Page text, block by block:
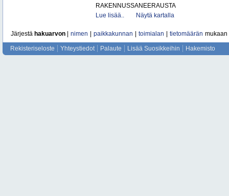
RAKENNUSSANEERAUSTA
Lue lisää..
Näytä kartalla
Järjestä hakuarvon nimen paikkakunnan toimialan tietomäärän mukaan
Rekisteriseloste Yhteystiedot Palaute Lisää Suosikkeihin Hakemisto